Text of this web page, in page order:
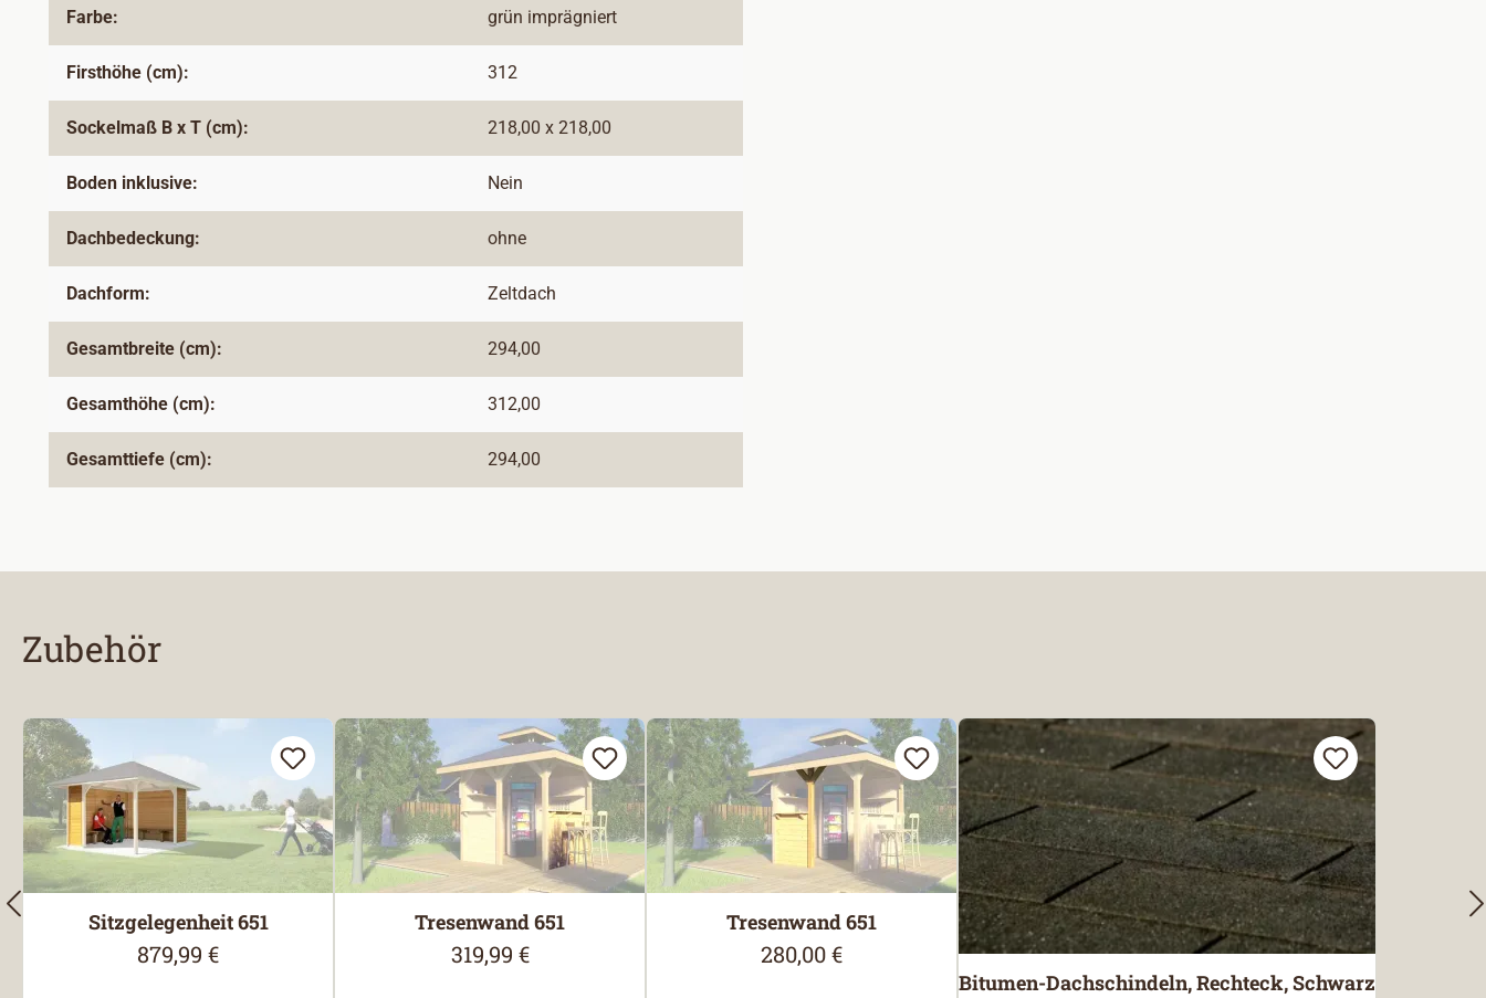
Farbe: grün imprägniert
Firsthöhe (cm): 312
Sockelmaß B x T (cm): 218,00 x 218,00
Boden inklusive: Nein
Dachbedeckung: ohne
Dachform: Zeltdach
Gesamtbreite (cm): 294,00
Gesamthöhe (cm): 312,00
Gesamttiefe (cm): 294,00
Zubehör
Sitzgelegenheit 651
Regulärer Preis:
879,99 €
Tresenwand 651
Regulärer Preis:
319,99 €
Tresenwand 651
Regulärer Preis:
280,00 €
Bitumen-Dachschindeln, Rechteck, Schwarz